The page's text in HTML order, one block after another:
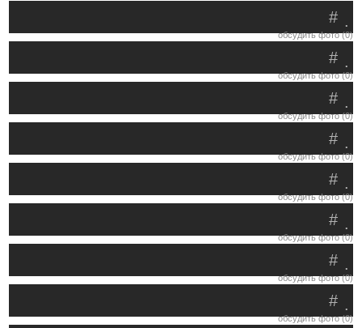
.
#
обсудить фото (0)
.
#
обсудить фото (0)
.
#
обсудить фото (0)
.
#
обсудить фото (0)
.
#
обсудить фото (0)
.
#
обсудить фото (0)
.
#
обсудить фото (0)
.
#
обсудить фото (0)